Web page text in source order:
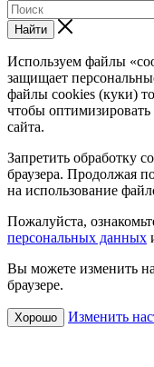
Найти
Используем файлы
защищает
файлы cookies (куки)
чтобы
сайта.
Запретить обработку
браузера. Продолжая
на использование
Пожалуйста,
персональных данных
Вы можете изменить
браузере.
Хорошо Изменить